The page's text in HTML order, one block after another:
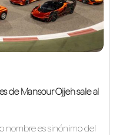
de Mansour Ojjeh sale al
nombre es sinónimo del